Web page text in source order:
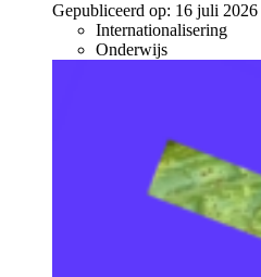
Gepubliceerd op: 16 juli 2026
Internationalisering
Onderwijs